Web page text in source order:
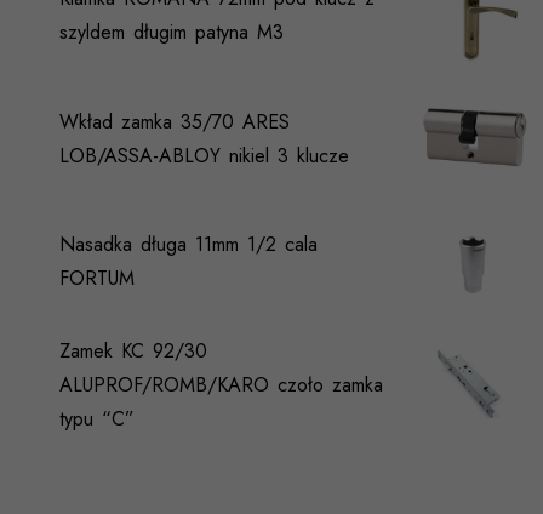
szyldem długim patyna M3
Wkład zamka 35/70 ARES
LOB/ASSA-ABLOY nikiel 3 klucze
Nasadka długa 11mm 1/2 cala
FORTUM
Zamek KC 92/30
ALUPROF/ROMB/KARO czoło zamka
typu “C”